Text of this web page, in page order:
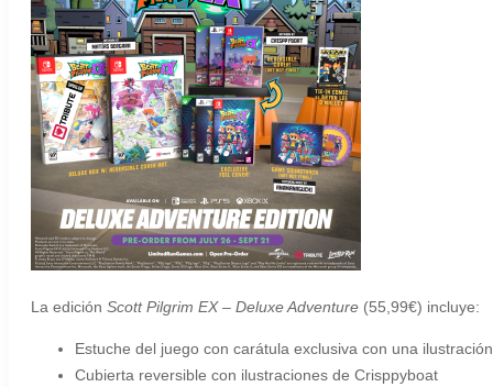
La edición Scott Pilgrim EX – Deluxe Adventure (55,99€) incluye:
Estuche del juego con carátula exclusiva con una
Cubierta reversible con ilustraciones de Crisppyboat